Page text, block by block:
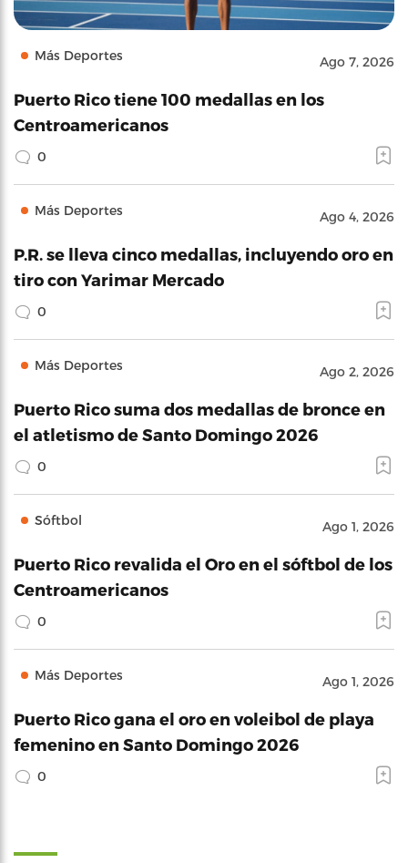
Más Deportes Ago 7, 2026
Puerto Rico tiene 100 medallas en los
Centroamericanos
0
Más Deportes Ago 4, 2026
P.R. se lleva cinco medallas, incluyendo oro en
tiro con Yarimar Mercado
0
Más Deportes Ago 2, 2026
Puerto Rico suma dos medallas de bronce en
el atletismo de Santo Domingo 2026
0
Sóftbol Ago 1, 2026
Puerto Rico revalida el Oro en el sóftbol de los
Centroamericanos
0
Más Deportes Ago 1, 2026
Puerto Rico gana el oro en voleibol de playa
femenino en Santo Domingo 2026
0